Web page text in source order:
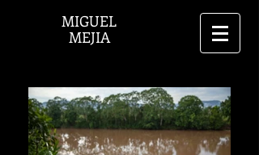
MIGUEL
MEJIA